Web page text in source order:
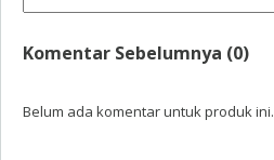
Komentar Sebelumnya (0)
Belum ada komentar untuk produk ini.